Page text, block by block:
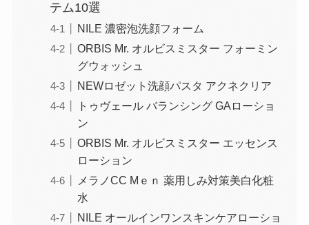
テム10選
NILE 濃密泡洗顔フォーム
ORBIS Mr. オルビスミスター フォーミン
グウォッシュ
NEWロゼット洗顔パスタ アクネクリア
トゥヴェール バランシング GAローショ
ン
ORBIS Mr. オルビスミスター エッセンス
ローション
メラノCC Mｅｎ 薬用しみ対策美白化粧
水
NILE オールインワンスキンケアローショ